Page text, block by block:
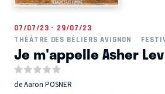
07/07/23 - 29/07/23
THÉÂTRE DES BÉLIERS AVIGNON
Je m'appelle Asher Lev
de Aaron POSNER